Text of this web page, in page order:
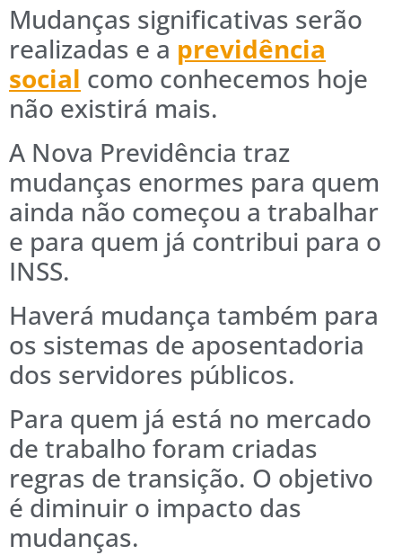
Mudanças significativas serão
realizadas e a previdência
social como conhecemos hoje
não existirá mais.
A Nova Previdência traz
mudanças enormes para quem
ainda não começou a trabalhar
e para quem já contribui para o
INSS.
Haverá mudança também para
os sistemas de aposentadoria
dos servidores públicos.
Para quem já está no mercado
de trabalho foram criadas
regras de transição. O objetivo
é diminuir o impacto das
mudanças.